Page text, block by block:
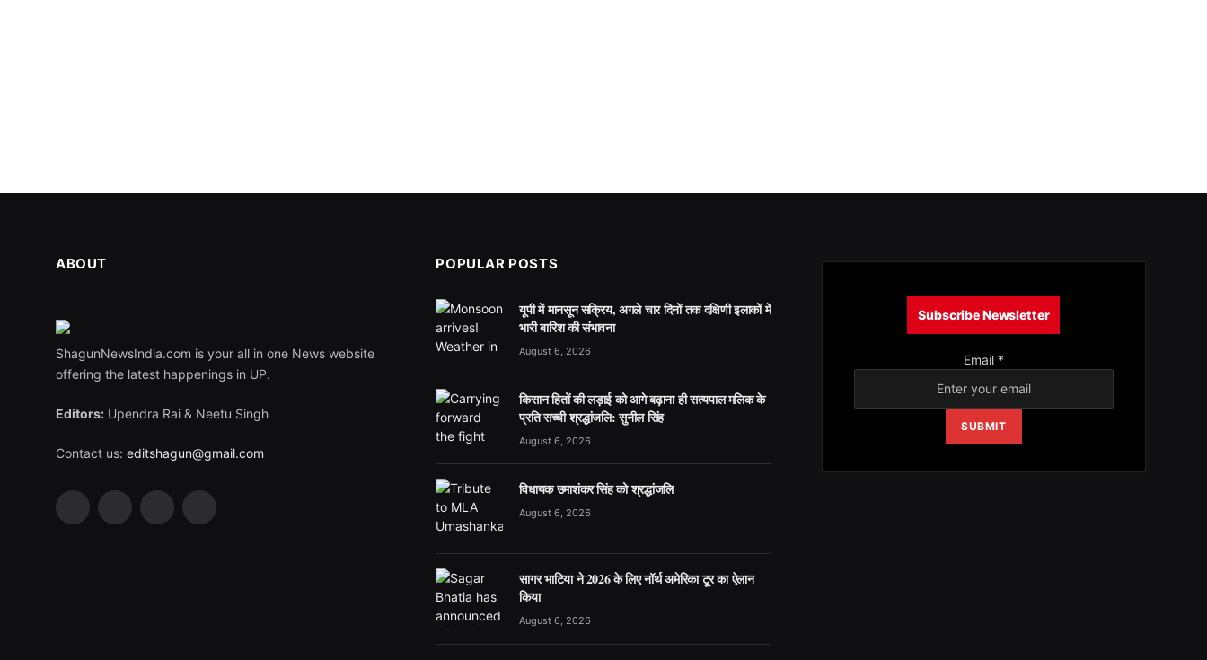
ABOUT
ShagunNewsIndia.com is your all in one News website
offering the latest happenings in UP.
Editors: Upendra Rai & Neetu Singh
Contact us: editshagun@gmail.com
Facebook LinkedIn WhatsApp
POPULAR POSTS
यूपी में मानसून सक्रिय, अगले चार दिनों तक दक्षिणी इलाकों में
भारी बारिश की संभावना
August 6, 2026
किसान हितों की लड़ाई को आगे बढ़ाना ही सत्यपाल मलिक के
प्रति सच्ची श्रद्धांजलि: सुनील सिंह
August 6, 2026
विधायक उमाशंकर सिंह को श्रद्धांजलि
August 6, 2026
सागर भाटिया ने 2026 के लिए नॉर्थ अमेरिका टूर का ऐलान
किया
August 6, 2026
Subscribe Newsletter
Email *
SUBMIT